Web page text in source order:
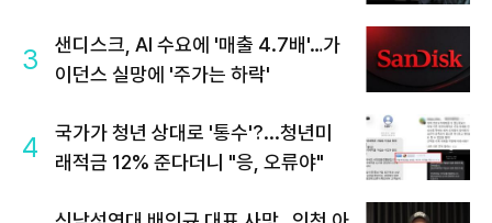
3
샌디스크, AI 수요에 '매출 4.7배'…가
이던스 실망에 '주가는 하락'
4
국가가 청년 상대로 '통수'?...청년미
래적금 12% 준다더니 "응, 오류야"